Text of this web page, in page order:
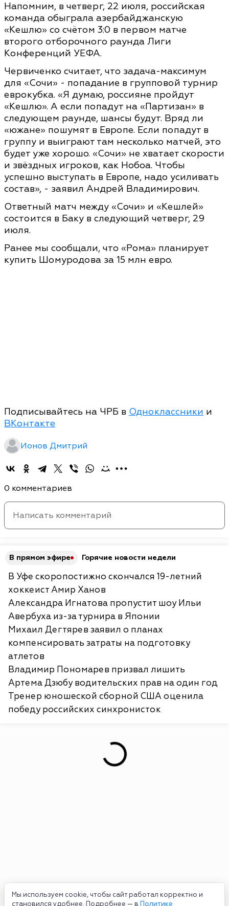
Мы используем cookie, чтобы сайт работал корректно и
становился удобнее. Подробнее — в Политике
Напомним, в четверг, 22 июля, российская
команда обыграла азербайджанскую
«Кешлю» со счётом 3:0 в первом матче
второго отборочного раунда Лиги
Конференций УЕФА.
Червиченко считает, что задача-максимум
для «Сочи» - попадание в групповой турнир
еврокубка. «Я думаю, россияне пройдут
«Кешлю». А если попадут на «Партизан» в
следующем раунде, шансы будут. Вряд ли
«южане» пошумят в Европе. Если попадут в
группу и выиграют там несколько матчей, это
будет уже хорошо. «Сочи» не хватает скорости
и звёздных игроков, как Нобоа. Чтобы
успешно выступать в Европе, надо усиливать
состав», - заявил Андрей Владимирович.
Ответный матч между «Сочи» и «Кешлей»
состоится в Баку в следующий четверг, 29
июля.
Ранее мы сообщали, что «Рома» планирует
купить Шомуродова за 15 млн евро.
Подписывайтесь на ЧРБ в Одноклассники и
ВКонтакте
Ионов Дмитрий
0 комментариев
В прямом эфире Горячие новости недели
В Уфе скоропостижно скончался 19-летний
хоккеист Амир Ханов
Александра Игнатова пропустит шоу Ильи
Авербуха из-за турнира в Японии
Михаил Дегтярев заявил о планах
компенсировать затраты на подготовку
атлетов
Владимир Пономарев призвал лишить
Артема Дзюбу водительских прав на один год
Тренер юношеской сборной США оценила
победу российских синхронисток